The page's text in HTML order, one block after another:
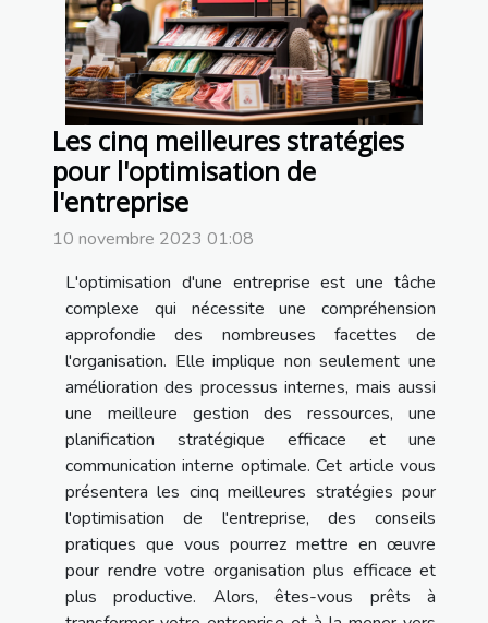
Les cinq meilleures stratégies
pour l'optimisation de
l'entreprise
10 novembre 2023 01:08
L'optimisation d'une entreprise est une tâche
complexe qui nécessite une compréhension
approfondie des nombreuses facettes de
l'organisation. Elle implique non seulement une
amélioration des processus internes, mais aussi
une meilleure gestion des ressources, une
planification stratégique efficace et une
communication interne optimale. Cet article vous
présentera les cinq meilleures stratégies pour
l'optimisation de l'entreprise, des conseils
pratiques que vous pourrez mettre en œuvre
pour rendre votre organisation plus efficace et
plus productive. Alors, êtes-vous prêts à